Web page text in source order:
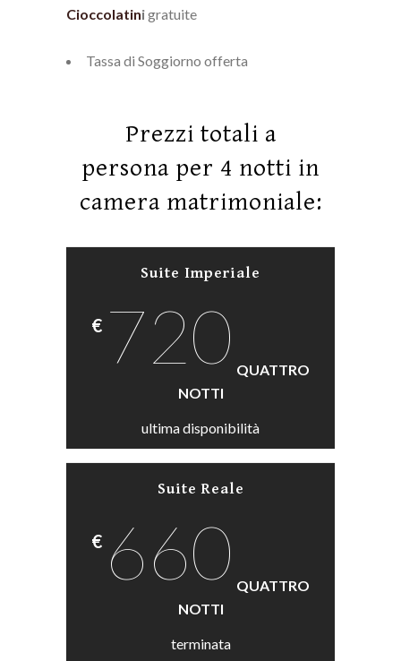
Cioccolatinigratuite
Tassa di Soggiorno offerta
Prezzi totali a
persona per 4 notti in
camera matrimoniale:
Suite Imperiale
€ 720 QUATTRO
NOTTI
ultima disponibilità
Suite Reale
€ 660 QUATTRO
NOTTI
terminata